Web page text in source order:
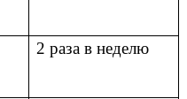
2 раза в неделю